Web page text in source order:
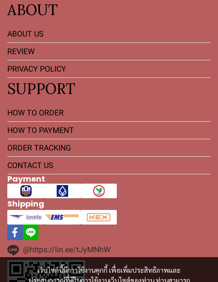
เว็บไซต์นี้มีการใช้งานคุกกี้ เพื่อเพิ่มประสิทธิภาพและ
ประสบการณ์ที่ดีในการใช้งานเว็บไซต์ของท่าน ท่านสามารถ
ABOUT
ABOUT US
REVIEW
PRIVACY POLICY
SUPPORT
HOW TO ORDER
HOW TO PAYMENT
ORDER TRACKING
CONTACT US
Payment
Shipping
@https://lin.ee/tJyMNhW